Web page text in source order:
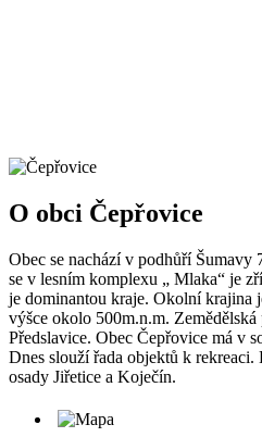
O obci Čepřovice
Obec se nachází v podhůří
se v lesním komplexu „ Mlaka“ je
je dominantou kraje. Okolní krajina
výšce okolo 500m.n.m.
Předslavice. Obec Čepřovice má v
Dnes slouží řada objektů k
osady Jiřetice a Koječín.